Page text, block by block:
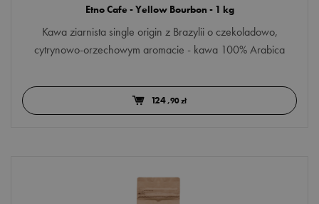
Etno Cafe - Yellow Bourbon - 1 kg
Kawa ziarnista single origin z Brazylii o czekoladowo,
cytrynowo-orzechowym aromacie - kawa 100% Arabica
124 ,90 zł